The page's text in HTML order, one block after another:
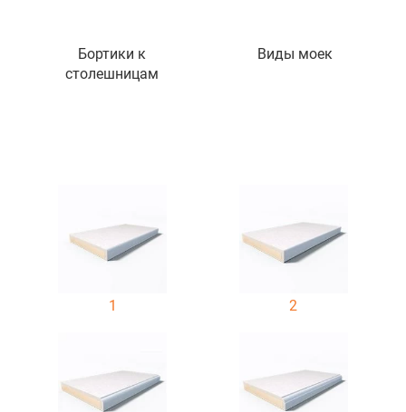
Бортики к
столешницам
Виды моек
1 2